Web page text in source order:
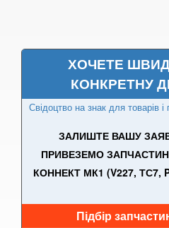
Kuga Mk2 (CBS)
Mondeo Mk3 (B5Y, BWY,
Mondeo Mk5
Mustang V
Mustang VI (S550)
ХОЧЕТЕ
КОНКРЕТНУ
Свідоцтво на знак для товарів і
ЗАЛИШТЕ ВАШУ
ПРИВЕЗЕМО
КОННЕКТ МК1 (V227, ТС7,
Підбір